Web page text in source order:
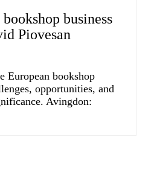
business
Piovesan
European bookshop
opportunities, and
Avingdon: